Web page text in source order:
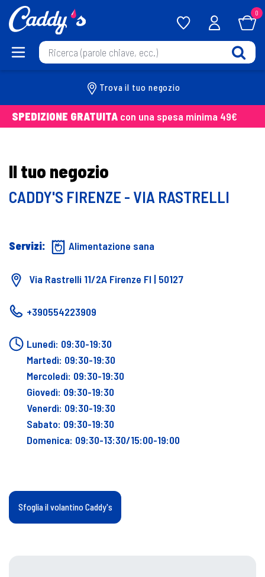
0
Trova il tuo negozio
SPEDIZIONE GRATUITA con una spesa minima 49€
Il tuo negozio
CADDY'S FIRENZE - VIA RASTRELLI
Servizi: Alimentazione sana
Via Rastrelli 11/2A Firenze FI | 50127
+390554223909
Lunedì: 09:30-19:30
Martedì: 09:30-19:30
Mercoledì: 09:30-19:30
Giovedì: 09:30-19:30
Venerdì: 09:30-19:30
Sabato: 09:30-19:30
Domenica: 09:30-13:30/15:00-19:00
Sfoglia il volantino Caddy's